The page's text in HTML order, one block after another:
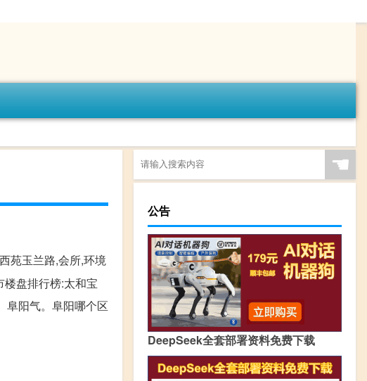
苑玉兰路,会所,环境
盘排行榜:太和宝
阜阳气。阜阳哪个区
☚
公告
DeepSeek全套部署资料免费下载